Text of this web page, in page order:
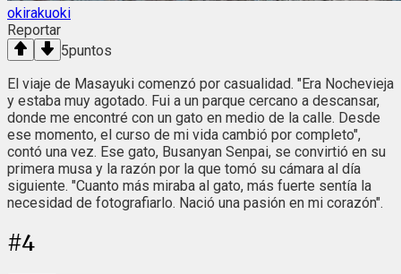
okirakuoki
Reportar
5puntos
El viaje de Masayuki comenzó por casualidad. "Era Nochevieja
y estaba muy agotado. Fui a un parque cercano a descansar,
donde me encontré con un gato en medio de la calle. Desde
ese momento, el curso de mi vida cambió por completo",
contó una vez. Ese gato, Busanyan Senpai, se convirtió en su
primera musa y la razón por la que tomó su cámara al día
siguiente. "Cuanto más miraba al gato, más fuerte sentía la
necesidad de fotografiarlo. Nació una pasión en mi corazón".
#4